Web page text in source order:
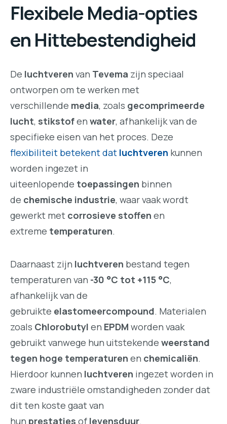
Flexibele Media-opties
en Hittebestendigheid
De luchtveren van Tevema zijn speciaal
ontworpen om te werken met
verschillende media, zoals gecomprimeerde
lucht, stikstofen water, afhankelijk van de
specifieke eisen van het proces. Deze
flexibiliteit betekent dat luchtveren kunnen
worden ingezet in
uiteenlopende toepassingen binnen
de chemische industrie, waar vaak wordt
gewerkt met corrosieve stoffen en
extreme temperaturen.
Daarnaast zijn luchtveren bestand tegen
temperaturen van -30 °C tot +115 °C,
afhankelijk van de
gebruikte elastomeercompound. Materialen
zoals Chlorobutyl en EPDM worden vaak
gebruikt vanwege hun uitstekende weerstand
tegen hoge temperaturen en chemicaliën.
Hierdoor kunnen luchtveren ingezet worden in
zware industriële omstandigheden zonder dat
dit ten koste gaat van
hun prestaties of levensduur.